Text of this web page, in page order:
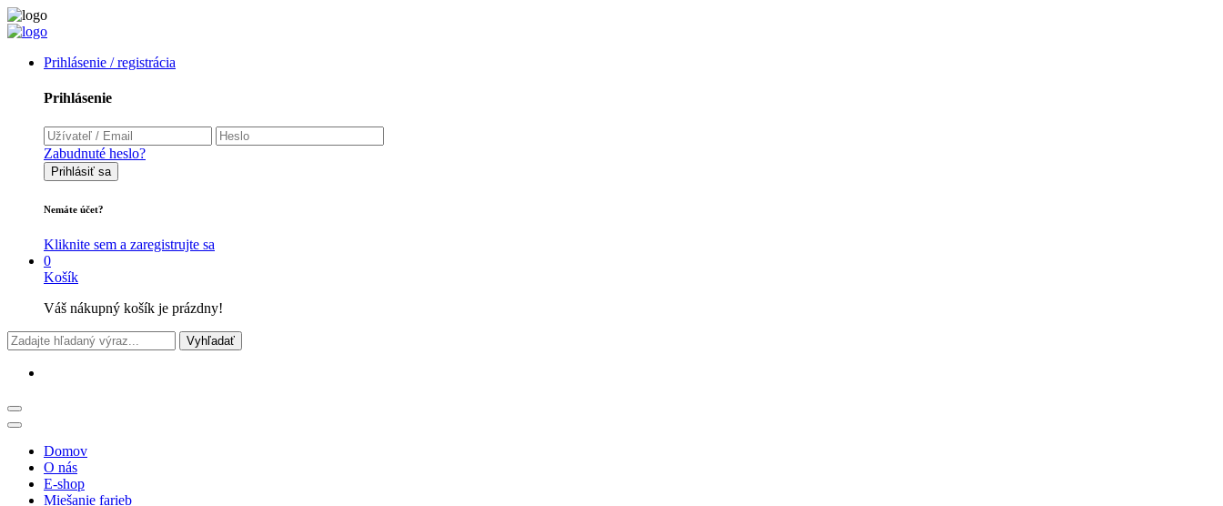
Prihlásenie / registrácia
Prihlásenie
Zabudnuté heslo?
Prihlásiť sa
Nemáte účet?
Kliknite sem a zaregistrujte sa
0
Košík
Váš nákupný košík je prázdny!
Vyhľadať
Domov
O nás
E-shop
Miešanie farieb